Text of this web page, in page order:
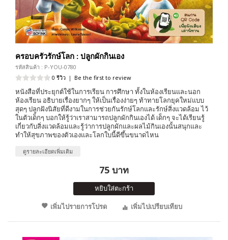
ครอบครัวรักษ์โลก : ปลูกผักกินเอง
รหัสสินค้า : P-YOU-0780
0 รีวิว | Be the first to review
หนังสือที่ประยุกต์ใช้ในการเรียน การศึกษา ทั้งในห้องเรียนและนอก
ห้องเรียน อธิบายเรื่องยากๆ ให้เป็นเรื่องง่ายๆ ท้าทายโลกยุคใหม่แบบ
สุดๆ ปลูกฝังนิสัยที่ดีงามในการช่วยกันรักษ์โลกและรักษ์สิ่งแวดล้อม ไว้
ในตัวเด็กๆ บอกให้รู้ว่าเราสามารถปลูกผักกินเองได้ เด็กๆ จะได้เรียนรู้
เกี่ยวกับสิ่งแวดล้อมและรู้ว่าการปลูกผักและผลไม้กินเองนั้นสนุกและ
ทำให้สุขภาพของตัวเองและโลกใบนี้ดีขึ้นขนาดไหน
ดูรายละเอียดเพิ่มเติม
75 บาท
หยิบใส่ตะกร้า
เพิ่มไปรายการโปรด
เพิ่มไปเปรียบเทียบ